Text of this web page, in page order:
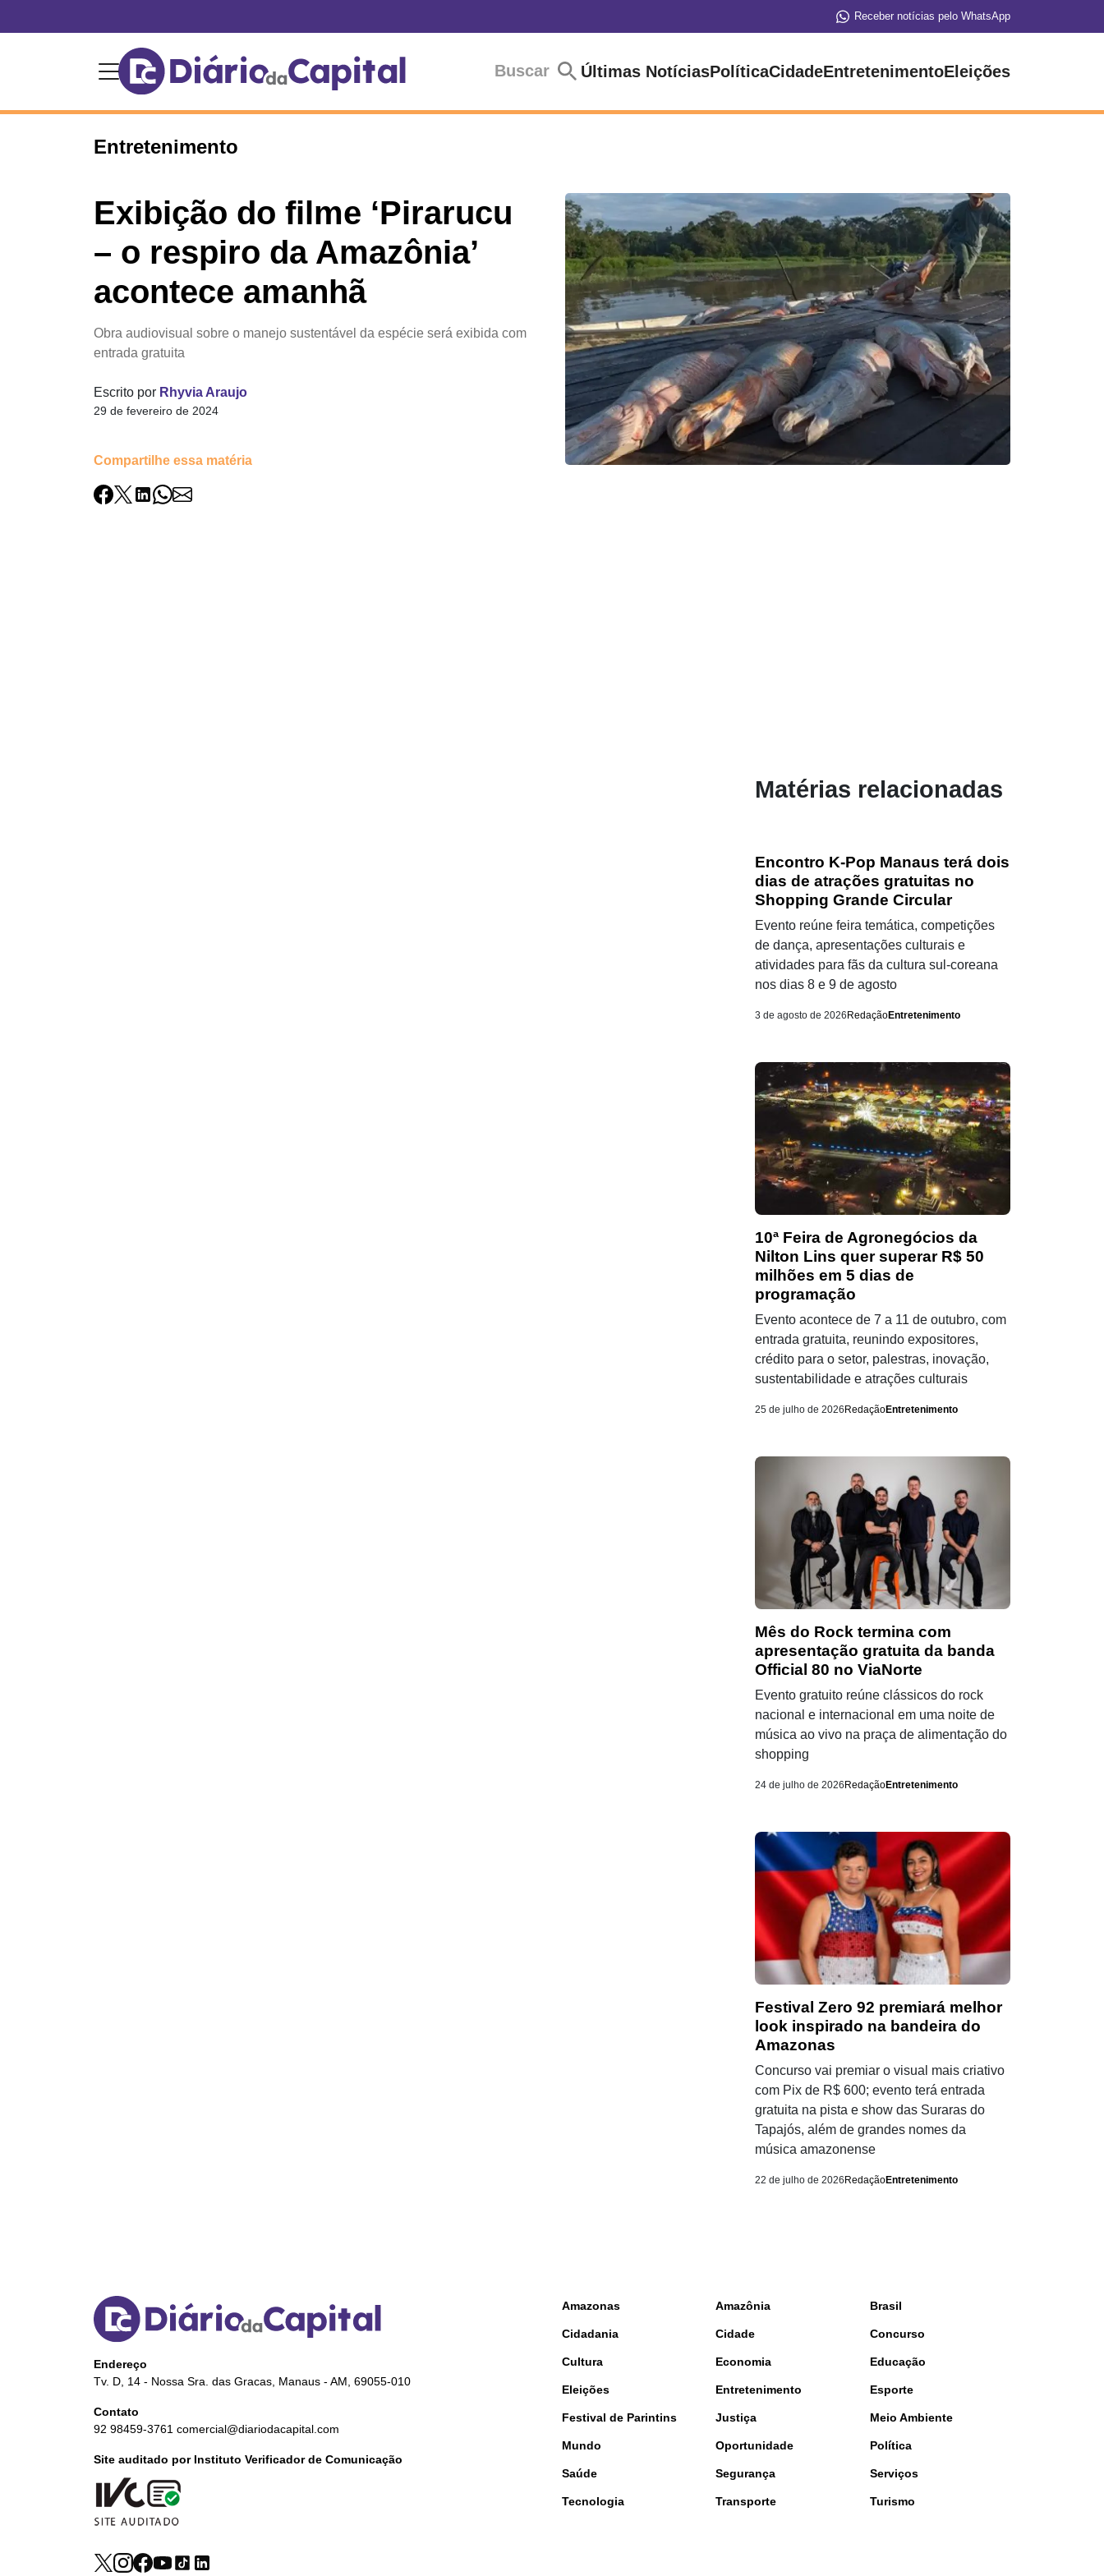
Receber notícias pelo WhatsApp
Buscar Últimas NotíciasPolíticaCidadeEntretenimentoEleições
Entretenimento
Exibição do filme ‘Pirarucu
– o respiro da Amazônia’
acontece amanhã
Obra audiovisual sobre o manejo sustentável da espécie será exibida com
entrada gratuita
Escrito por Rhyvia Araujo
29 de fevereiro de 2024
Compartilhe essa matéria
Matérias relacionadas
Encontro K-Pop Manaus terá dois
dias de atrações gratuitas no
Shopping Grande Circular
Evento reúne feira temática, competições
de dança, apresentações culturais e
atividades para fãs da cultura sul-coreana
nos dias 8 e 9 de agosto
3 de agosto de 2026 RedaçãoEntretenimento
10ª Feira de Agronegócios da
Nilton Lins quer superar R$ 50
milhões em 5 dias de
programação
Evento acontece de 7 a 11 de outubro, com
entrada gratuita, reunindo expositores,
crédito para o setor, palestras, inovação,
sustentabilidade e atrações culturais
25 de julho de 2026 RedaçãoEntretenimento
Mês do Rock termina com
apresentação gratuita da banda
Official 80 no ViaNorte
Evento gratuito reúne clássicos do rock
nacional e internacional em uma noite de
música ao vivo na praça de alimentação do
shopping
24 de julho de 2026 RedaçãoEntretenimento
Festival Zero 92 premiará melhor
look inspirado na bandeira do
Amazonas
Concurso vai premiar o visual mais criativo
com Pix de R$ 600; evento terá entrada
gratuita na pista e show das Suraras do
Tapajós, além de grandes nomes da
música amazonense
22 de julho de 2026 RedaçãoEntretenimento
Endereço
Tv. D, 14 - Nossa Sra. das Gracas, Manaus - AM, 69055-010
Contato
92 98459-3761 comercial@diariodacapital.com
Site auditado por Instituto Verificador de Comunicação
Amazonas Amazônia Brasil
Cidadania Cidade Concurso
Cultura Economia Educação
Eleições Entretenimento Esporte
Festival de Parintins Justiça Meio Ambiente
Mundo Oportunidade Política
Saúde Segurança Serviços
Tecnologia Transporte Turismo